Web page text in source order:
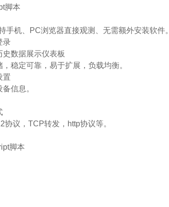
脚本
手机、PC浏览器直接观测、无需额外安装软件。
录
数据展示仪表板
稳定可靠，易于扩展，负载均衡。
置
信息。
议，TCP转发，http协议等。
脚本